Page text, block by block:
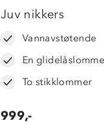
Juv nikkers
Vannavstøtende
En
To stikklommer
999,-